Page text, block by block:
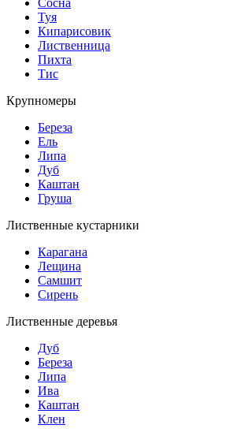
Туя
Кипарисовик
Лиственница
Пихта
Тис
Крупномеры
Береза
Ель
Липа
Дуб
Каштан
Груша
Лиственные кустарники
Карагана
Лещина
Самшит
Сирень
Лиственные деревья
Дуб
Береза
Липа
Ива
Каштан
Клен